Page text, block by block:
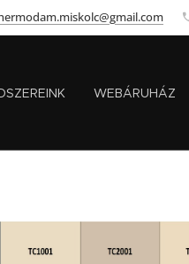
WEBÁRUHÁZ